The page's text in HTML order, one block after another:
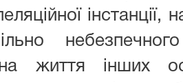
життя інших